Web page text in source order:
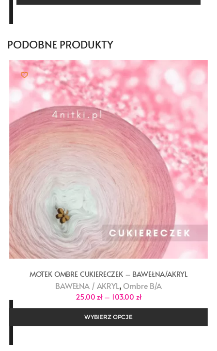
do
PODOBNE PRODUKTY
MOTEK OMBRE CUKIERECZEK – BAWEŁNA/AKRYL
BAWEŁNA / AKRYL, Ombre B/A
25,00 zł – 103,00 złZakres
od
do
WYBIERZ OPCJE